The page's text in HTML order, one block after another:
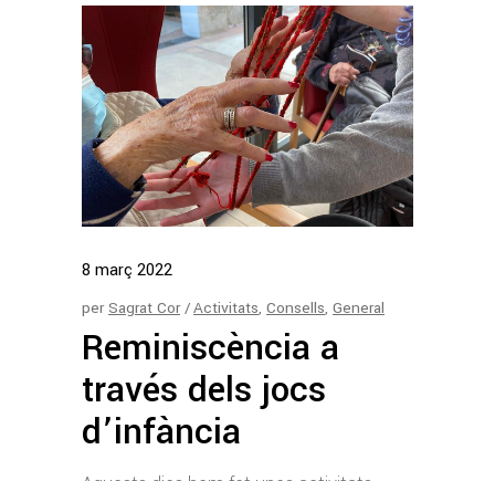
8 març 2022
perSagrat Cor Activitats, Consells, General
Reminiscència a
través dels jocs
d’infància